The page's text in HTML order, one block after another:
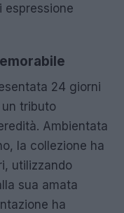
espressione
24 giorni
tributo
Ambientata
la collezione ha
utilizzando
sua amata
ha